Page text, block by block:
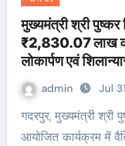
मुख्यमंत्री श्री पुष्कर
₹2,830.07 लाख
लोकार्पण एवं
admin Jul
गदरपुर, मुख्यमंत्री श्री पुष्कर सिंह धामी ने गदरपुर बस स्टेशन में
आयोजित कार्यक्रम में